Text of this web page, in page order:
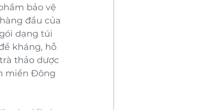
bảo vệ
đầu của
dạng túi
kháng, hỗ
thảo dược
miền Đông